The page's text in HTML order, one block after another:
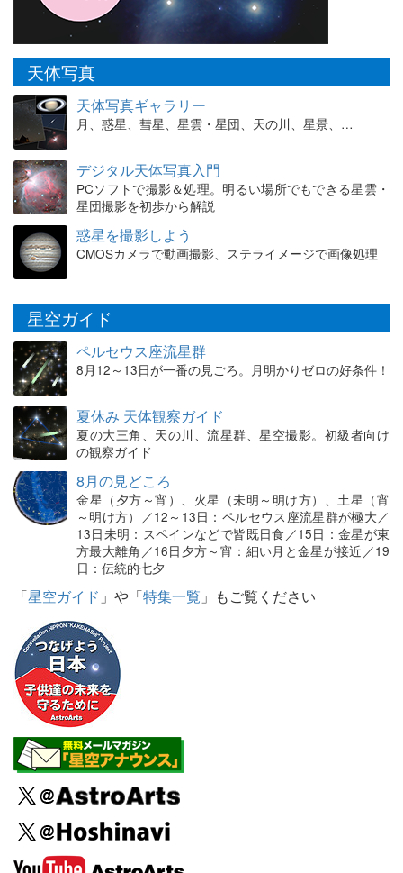
天体写真
天体写真ギャラリー
月、惑星、彗星、星雲・星団、天の川、星景、…
デジタル天体写真入門
PCソフトで撮影＆処理。明るい場所でもできる星雲・
星団撮影を初歩から解説
惑星を撮影しよう
CMOSカメラで動画撮影、ステライメージで画像処理
星空ガイド
ペルセウス座流星群
8月12～13日が一番の見ごろ。月明かりゼロの好条件！
夏休み 天体観察ガイド
夏の大三角、天の川、流星群、星空撮影。初級者向け
の観察ガイド
8月の見どころ
金星（夕方～宵）、火星（未明～明け方）、土星（宵
～明け方）／12～13日：ペルセウス座流星群が極大／
13日未明：スペインなどで皆既日食／15日：金星が東
方最大離角／16日夕方～宵：細い月と金星が接近／19
日：伝統的七夕
「星空ガイド 」や「特集一覧 」もご覧ください